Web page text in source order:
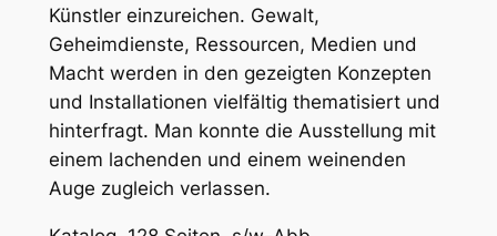
Künstler einzureichen. Gewalt,
Geheimdienste, Ressourcen, Medien und
Macht werden in den gezeigten Konzepten
und Installationen vielfältig thematisiert und
hinterfragt. Man konnte die Ausstellung mit
einem lachenden und einem weinenden
Auge zugleich verlassen.